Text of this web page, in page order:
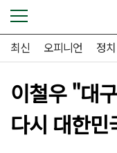
최신 오피니언 정치
이철우 "대
다시 대한